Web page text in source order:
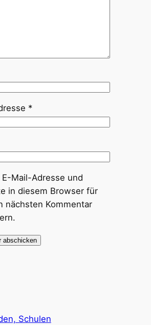
*
E-Mail-Adresse und
in diesem Browser für
nächsten Kommentar